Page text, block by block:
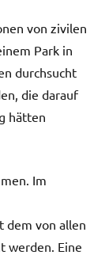
von zivilen
Park in
durchsucht
die darauf
hätten
Im
dem von allen
werden. Eine